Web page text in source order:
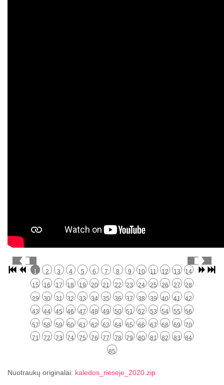
1 2 3 4 5 6 7 8 9 10 11 12 13 14
15 16 17 18 19 20 21 22 23 24 25 26 27 28
29 30 31 32 33 34 35 36 37 38 39 40 41 42
43 44 45 46 47 48 49 50 51 52 53 54 55 56
57 58 59 60 61 62 63 64 65 66 67 68 69 70
71 72 73 74 75 76 77 78 79 80 81 82 83 84
85
Nuotraukų originalai: kaledos_rieseje_2020.zip